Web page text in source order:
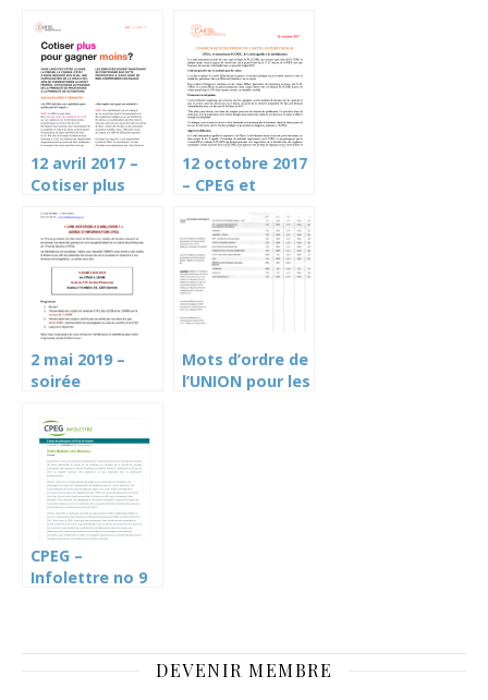
12 avril 2017 –
Cotiser plus
moins? Tract du
Cartel, rdv le 4
mai pour une AG
de mobilisation
12 octobre 2017
– CPEG et
appelle à la
mobilisation
2 mai 2019 –
soirée
votation CPEG
Mots d’ordre de
l’UNION pour les
CPEG –
Infolettre no 9
DEVENIR MEMBRE